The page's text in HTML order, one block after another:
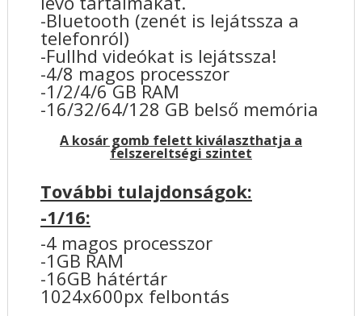
-Bluetooth (zenét is lejátssza a
telefonról)
-Fullhd videókat is lejátssza!
-4/8 magos processzor
-1/2/4/6 GB RAM
-16/32/64/128 GB belső memória
A kosár gomb felett kiválaszthatja a
felszereltségi szintet
További tulajdonságok:
-1/16:
-4 magos processzor
-1GB RAM
-16GB hátértár
1024x600px felbontás